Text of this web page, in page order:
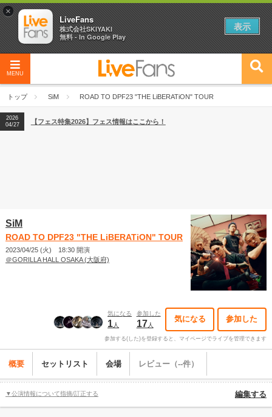
MENU
トップ SiM ROAD TO DPF23 "THE LiBERATiON" TOUR
2026
04/27
2026
【ライブ動員ランキング】2026年上半期編発表！
2026
04/27
【フェス特集2026】フェス情報はここから！
SiM
ROAD TO DPF23 "THE LiBERATiON" TOUR
2023/04/25 (火) 18:30 開演
＠GORILLA HALL OSAKA (大阪府)
気になる
1人
参加した
17 人
気になる 参加した
参加する(した)を登録すると、マイページでライブを管理できます
概要 セットリスト 会場 レビュー（--件）
▼公演情報について指摘/訂正する 編集する
×
LiveFans
株式会社SKIYAKI
無料 - In Google Play
表示